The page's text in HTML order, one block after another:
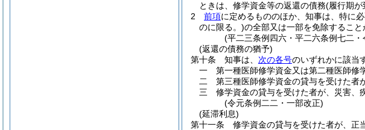
ときは、修学資金等の返還の債務(履行期が
2
前項に定めるもののほか、知事は、特に
のに限る。)の全部又は一部を免除すること
(平二三条例四六・平二六条例七二
(返還の債務の猶予)
第十条
知事は、 次の各号のいずれかに該当
一
第一種医師修学資金又は第二種医師修
二
第三種医師修学資金の貸与を受けた者
三
修学資金の貸与を受けた者が、災害、
(令元条例二二・一部改正)
(延滞利息)
第十一条
修学資金の貸与を受けた者が、正